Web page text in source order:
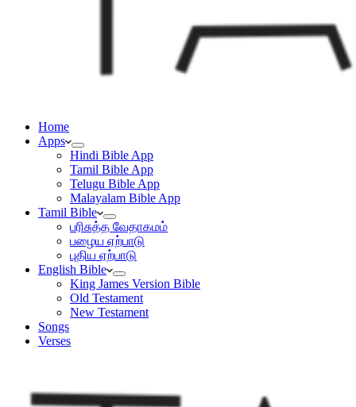
Home
Apps
Hindi Bible App
Tamil Bible App
Telugu Bible App
Malayalam Bible App
Tamil Bible
பரிசுத்த வேதாகமம்
பழைய ஏற்பாடு
புதிய ஏற்பாடு
English Bible
King James Version Bible
Old Testament
New Testament
Songs
Verses